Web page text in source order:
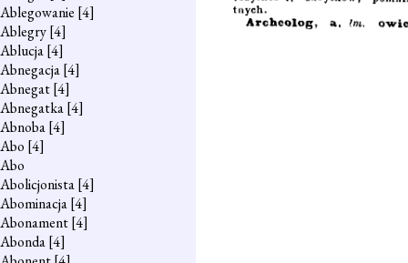
Ablegowanie [4]
Ablegry[4]
Ablucja[4]
Abnegacja[4]
Abnegat[4]
Abnegatka[4]
Abnoba[4]
Abo [4]
Abo
Abolicjonista[4]
Abominacja[4]
Abonament[4]
Abonda[4]